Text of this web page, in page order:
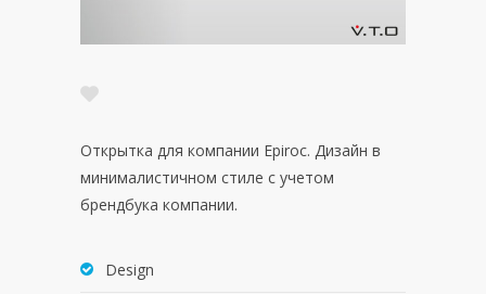
Открытка для компании Epiroc. Дизайн в
минималистичном стиле с учетом
брендбука компании.
Design